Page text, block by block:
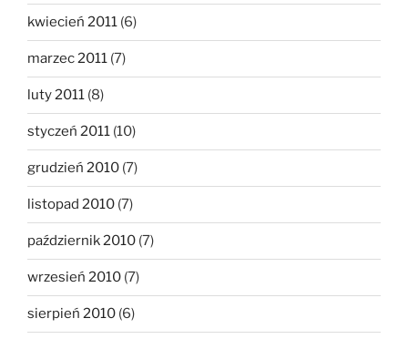
kwiecień 2011 (6)
marzec 2011 (7)
luty 2011 (8)
styczeń 2011 (10)
grudzień 2010 (7)
listopad 2010 (7)
październik 2010 (7)
wrzesień 2010 (7)
sierpień 2010 (6)